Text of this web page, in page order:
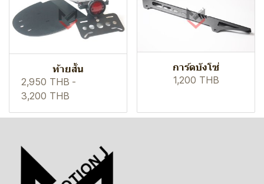
ท้ายสั้น
2,950 THB -
3,200 THB
การ์ดบังโซ่
1,200 THB